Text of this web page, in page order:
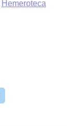
Hemeroteca